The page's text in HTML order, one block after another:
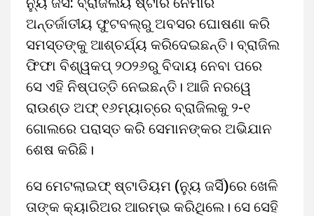
ଅନ୍ତର୍ଜାତୀୟ ଫୁଟବଲ୍‌ରୁ ଅବସର ଘୋଷଣା କରି
ସମସ୍ତଙ୍କୁ ଆଶ୍ଚର୍ଯ୍ୟ କରିଦେଇଛନ୍ତି। ବ୍ରାଜିଲ
ଫିଫା ବିଶ୍ୱକପ୍ ୨୦୨୬ରୁ ବିଦାୟ ନେବା ପରେ
ସେ ଏହି ନିଷ୍ପତ୍ତି ନେଇଛନ୍ତି। ଆଜି ନରୱେ
ରାଉଣ୍ଡ ଅଫ୍ ୧୬ମ୍ୟାଚ୍‌ରେ ବ୍ରାଜିଲକୁ ୨-୧
ଗୋଲରେ ପରାସ୍ତ କରି ସେମାନଙ୍କର ଅଭିଯାନ
ଶେଷ କରିଛି।
ସେ ମେଟଲାଇଫ୍ ଷ୍ଟାଡିୟମ (ନ୍ୟୁ ଜର୍ସି)ରେ ଖେଳି
ତାଙ୍କ କ୍ୟାରିଅର ଆରମ୍ଭ କରିଥିଲେ। ସେ ସେହି